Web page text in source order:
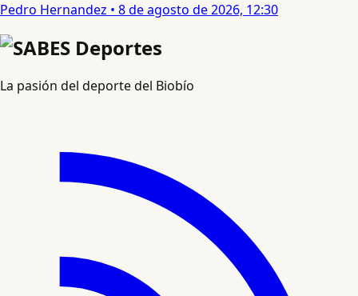
Pedro Hernandez • 8 de agosto de 2026, 12:30
La pasión del deporte del Biobío